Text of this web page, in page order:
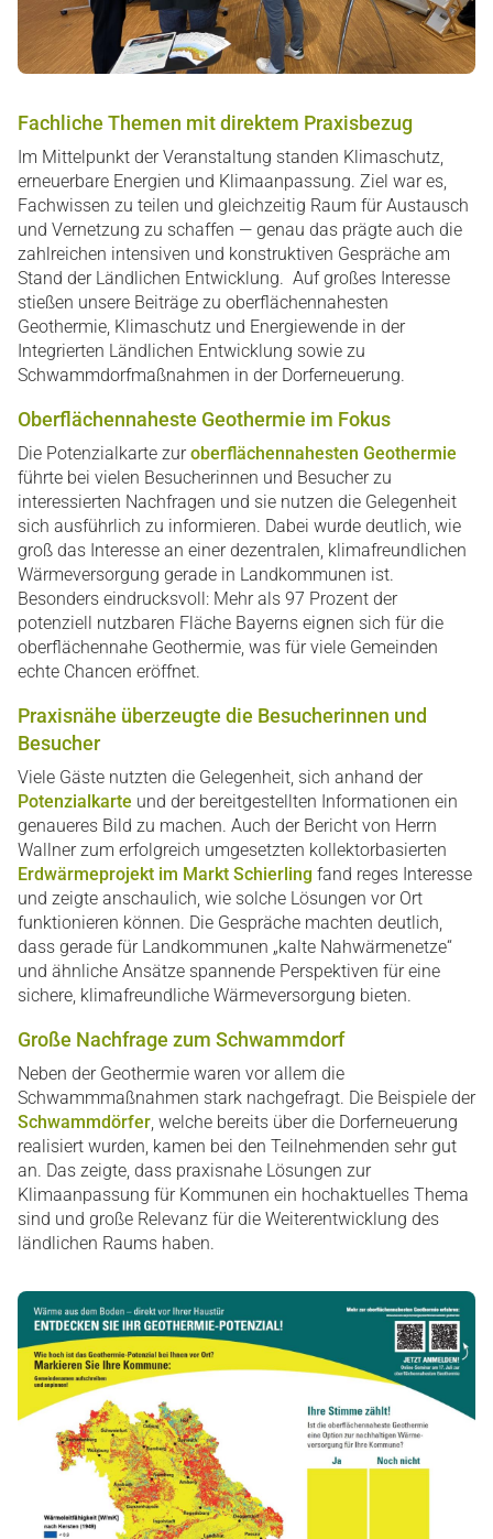
Fachliche Themen mit direktem Praxisbezug
Im Mittelpunkt der Veranstaltung standen Klimaschutz,
erneuerbare Energien und Klimaanpassung. Ziel war es,
Fachwissen zu teilen und gleichzeitig Raum für Austausch
und Vernetzung zu schaffen — genau das prägte auch die
zahlreichen intensiven und konstruktiven Gespräche am
Stand der Ländlichen Entwicklung. Auf großes Interesse
stießen unsere Beiträge zu oberflächennahesten
Geothermie, Klimaschutz und Energiewende in der
Integrierten Ländlichen Entwicklung sowie zu
Schwammdorfmaßnahmen in der Dorferneuerung.
Oberflächennaheste Geothermie im Fokus
Die Potenzialkarte zuroberflächennahesten Geothermie
führte bei vielen Besucherinnen und Besucher zu
interessierten Nachfragen und sie nutzen die Gelegenheit
sich ausführlich zu informieren. Dabei wurde deutlich, wie
groß das Interesse an einer dezentralen, klimafreundlichen
Wärmeversorgung gerade in Landkommunen ist.
Besonders eindrucksvoll: Mehr als 97 Prozent der
potenziell nutzbaren Fläche Bayerns eignen sich für die
oberflächennahe Geothermie, was für viele Gemeinden
echte Chancen eröffnet.
Praxisnähe überzeugte die Besucherinnen und
Besucher
Viele Gäste nutzten die Gelegenheit, sich anhand der
Potenzialkarte und der bereitgestellten Informationen ein
genaueres Bild zu machen. Auch der Bericht von Herrn
Wallner zum erfolgreich umgesetzten kollektorbasierten
Erdwärmeprojekt im Markt Schierling fand reges Interesse
und zeigte anschaulich, wie solche Lösungen vor Ort
funktionieren können. Die Gespräche machten deutlich,
dass gerade für Landkommunen „kalte Nahwärmenetze“
und ähnliche Ansätze spannende Perspektiven für eine
sichere, klimafreundliche Wärmeversorgung bieten.
Große Nachfrage zum Schwammdorf
Neben der Geothermie waren vor allem die
Schwammmaßnahmen stark nachgefragt. Die Beispiele der
Schwammdörfer, welche bereits über die Dorferneuerung
realisiert wurden, kamen bei den Teilnehmenden sehr gut
an. Das zeigte, dass praxisnahe Lösungen zur
Klimaanpassung für Kommunen ein hochaktuelles Thema
sind und große Relevanz für die Weiterentwicklung des
ländlichen Raums haben.